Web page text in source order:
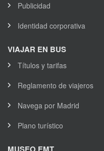
Publicidad
Identidad corporativa
VIAJAR EN BUS
Títulos y tarifas
Reglamento de viajeros
Navega por Madrid
Plano turístico